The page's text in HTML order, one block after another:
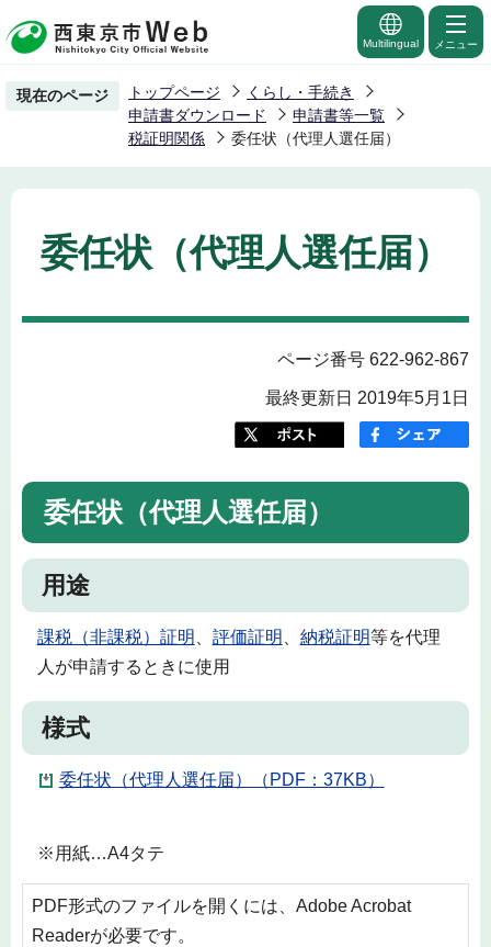
の
ー
の
先
Multilingual メニュー
現在のページ トップページ
くらし・手続き
申請書ダウンロード
申請書等一覧
税証明関係
委任状（代理人選任届）
委任状（代理人選任届）
ページ番号 622-962-867
最終更新日 2019年5月1日
委任状（代理人選任届）
用途
課税（非課税）証明 評価証明 納税証明等を代理
人が申請するときに使用
様式
委任状（代理人選任届）（PDF：37KB）
※用紙…A4タテ
PDF形式のファイルを開くには、Adobe Acrobat
Readerが必要です。